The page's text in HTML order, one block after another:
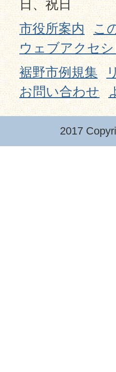
日、祝日
市役所案内
こ
ウェブアクセ
裾野市例規集
お問い合わせ
2017